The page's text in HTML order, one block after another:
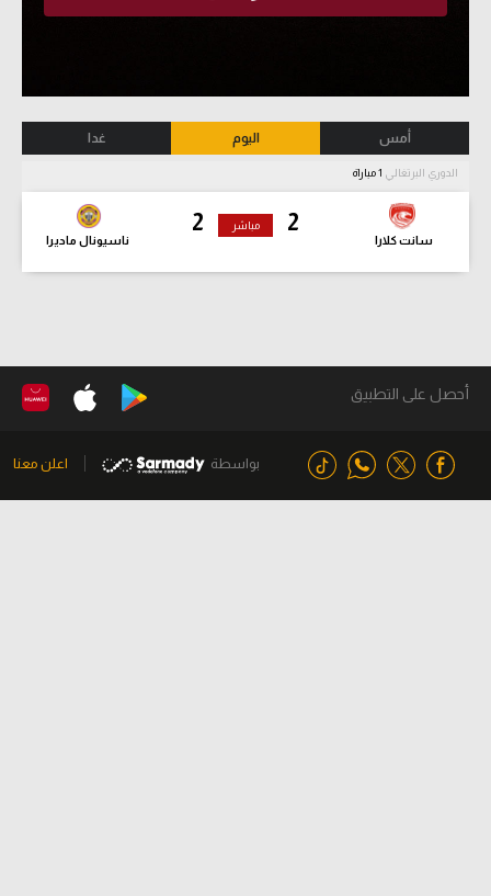
أمس اليوم غدا
الدوري البرتغالي
2
سانت كلارا
2
ناسيونال ماديرا
مباشر
أحصل على التطبيق
بواسطة اعلن معنا